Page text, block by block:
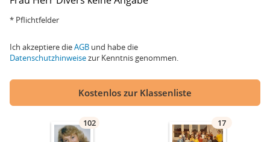
* Pflichtfelder
Ich akzeptiere dieAGB und habe die
Datenschutzhinweisezur Kenntnis genommen.
Kostenlos zur Klassenliste
102 17